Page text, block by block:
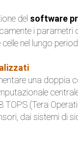
del software
i
nel lungo
una doppia
(Tera
dai sistemi di